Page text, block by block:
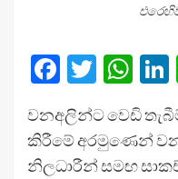
Facebook
වනඅලින්ට වෙඩි
කිරීමේ අරමුණෙන්
නිලධාරීන් සමඟ